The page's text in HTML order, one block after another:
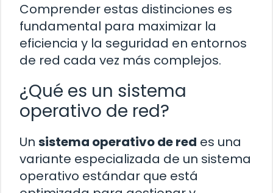
Comprender estas distinciones es
fundamental para maximizar la
eficiencia y la seguridad en entornos
de red cada vez más complejos.
¿Qué es un sistema
operativo de red?
Un sistema operativo de red es una
variante especializada de un sistema
operativo estándar que está